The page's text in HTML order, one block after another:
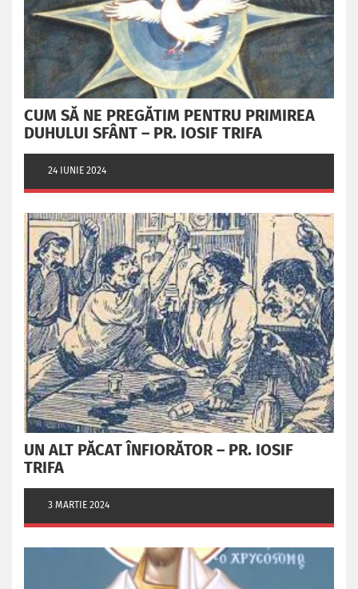
CUM SĂ NE PREGĂTIM PENTRU PRIMIREA
DUHULUI SFÂNT – PR. IOSIF TRIFA
24 IUNIE 2024
UN ALT PĂCAT ÎNFIORĂTOR – PR. IOSIF
TRIFA
3 MARTIE 2024